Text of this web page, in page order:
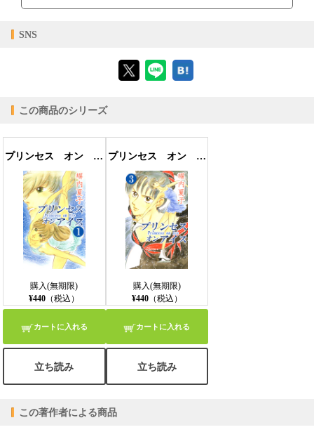
【対応デバイス】
【PC版ConTenDoビューア】
【モバイルビューア】
SNS
この商品のシリーズ
プリンセス オン アイス １巻
購入(無期限)
¥440 （税込）
カートに入れる
立ち読み
プリンセス オン アイス ３巻
購入(無期限)
¥440（税込）
カートに入れる
立ち読み
この著作者による商品